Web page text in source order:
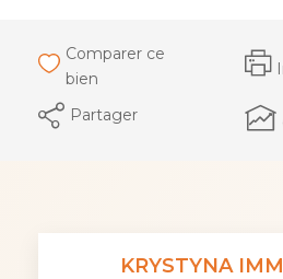
Comparer ce
bien
Partager
KRYSTYNA